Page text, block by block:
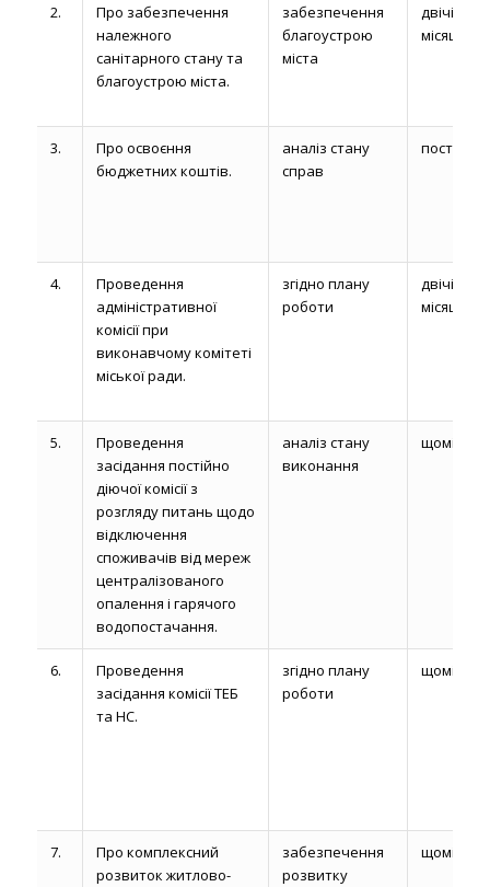
2.
Про забезпечення
належного
санітарного стану та
благоустрою міста.
забезпечення
благоустрою
міста
двічі на
місяць
3.
Про освоєння
бюджетних коштів.
аналіз стану
справ
постійно
4.
Проведення
адміністративної
комісії при
виконавчому комітеті
міської ради.
згідно плану
роботи
двічі на
місяць
5.
Проведення
засідання постійно
діючої комісії з
розгляду питань щодо
відключення
споживачів від мереж
централізованого
опалення і гарячого
водопостачання.
аналіз стану
виконання
щомісяця
6.
Проведення
засідання комісії ТЕБ
та НС.
згідно плану
роботи
щомісяця
7.
Про комплексний
розвиток житлово-
забезпечення
розвитку
щомісяця